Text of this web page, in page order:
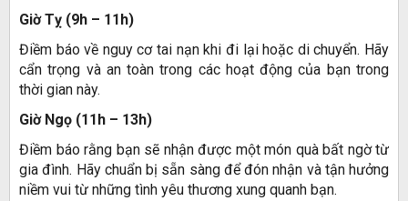
Giờ Tỵ (9h – 11h)
Điềm báo về nguy cơ tai nạn khi đi lại hoặc di chuyển. Hãy
cẩn trọng và an toàn trong các hoạt động của bạn trong
thời gian này.
Giờ Ngọ (11h – 13h)
Điềm báo rằng bạn sẽ nhận được một món quà bất ngờ từ
gia đình. Hãy chuẩn bị sẵn sàng để đón nhận và tận hưởng
niềm vui từ những tình yêu thương xung quanh bạn.